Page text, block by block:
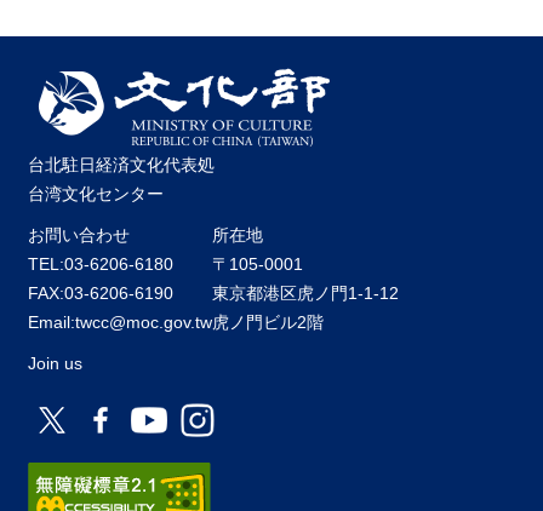
台北駐日経済文化代表処
台湾文化センター
お問い合わせ
TEL:03-6206-6180
FAX:03-6206-6190
Email:twcc@moc.gov.tw
所在地
〒105-0001
東京都港区虎ノ門1-1-12
虎ノ門ビル2階
Join us